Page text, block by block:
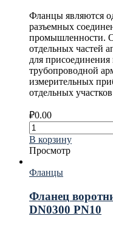
Фланцы являются
разъемных
промышленности.
отдельных частей
для присоединения
трубопроводной
измерительных
отдельных
₽0.00
В корзину
Просмотр
Фланцы
Фланец
DN0300 PN10